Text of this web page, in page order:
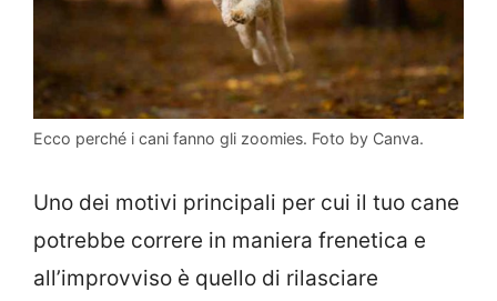
Ecco perché i cani fanno gli zoomies. Foto by Canva.
Uno dei motivi principali per cui il tuo cane
potrebbe correre in maniera frenetica e
all’improvviso è quello di rilasciare